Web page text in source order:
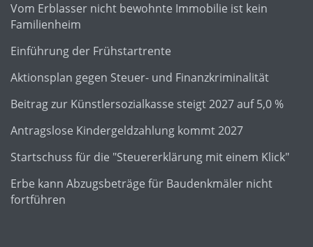
Vom Erblasser nicht bewohnte Immobilie ist kein
Familienheim
Einführung der Frühstartrente
Aktionsplan gegen Steuer- und Finanzkriminalität
Beitrag zur Künstlersozialkasse steigt 2027 auf 5,0 %
Antragslose Kindergeldzahlung kommt 2027
Startschuss für die "Steuererklärung mit einem Klick"
Erbe kann Abzugsbeträge für Baudenkmäler nicht
fortführen